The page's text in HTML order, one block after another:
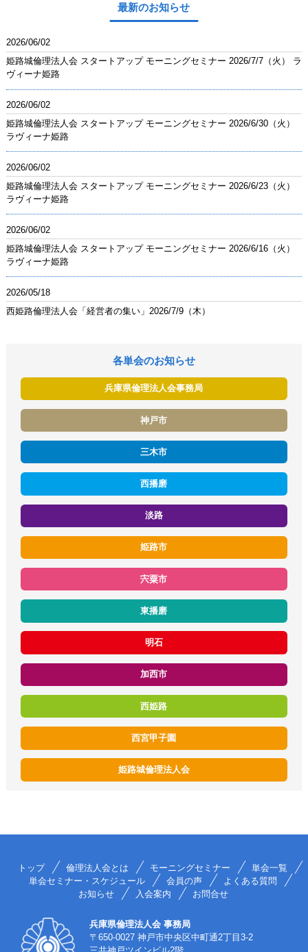
最新のお知らせ
2026/06/02
姫路城倫理法人会 スタートアップ モーニングセミナー 2026/7/7（火） ラ
ヴィーナ姫路
2026/06/02
姫路城倫理法人会 スタートアップ モーニングセミナー 2026/6/30（火）
ラヴィーナ姫路
2026/06/02
姫路城倫理法人会 スタートアップ モーニングセミナー 2026/6/23（火）
ラヴィーナ姫路
2026/06/02
姫路城倫理法人会 スタートアップ モーニングセミナー 2026/6/16（火）
ラヴィーナ姫路
2026/05/18
西姫路倫理法人会「経営者の集い」2026/7/9（木）
各単会のお知らせ
兵庫県倫理法人会事務局
神戸市
三木市
西播磨
淡路
姫路市
宍粟市
東播磨
明石
加西市
西姫路
西宮甲子園
姫路城倫理法人会
トップ 倫理法人会とは モーニングセミナー
単会一覧
単会セミナー・スケジュール
会員の声
よくある質問
お知らせ
入会案内 お問合せ
兵庫県倫理法人会 事務局
〒650-0027 神戸市中央区中町通2丁目3-2